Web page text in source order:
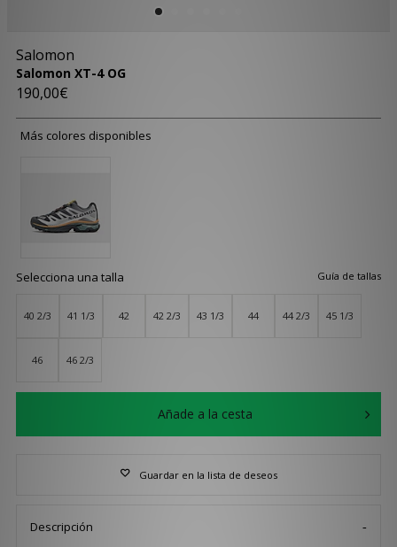
Salomon
Salomon XT-4 OG
190,00€
Más colores disponibles
Guía de tallas
Selecciona una talla
40 2/3 41 1/3 42 42 2/3 43 1/3 44 44 2/3 45 1/3
46 46 2/3
Añade a la cesta
Guardar en la lista de deseos
Descripción